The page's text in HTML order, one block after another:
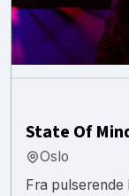
State Of
Oslo
Fra pulserende